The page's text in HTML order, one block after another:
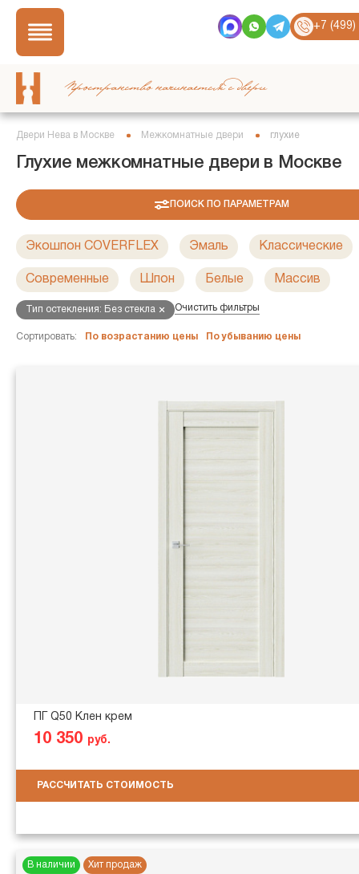
+7
Пространство начинается с двери
Двери Нева в Москве Межкомнатные двери глухие
Глухие межкомнатные двери в Москве
ПОИСК ПО ПАРАМЕТРАМ
Экошпон COVERFLEX Эмаль Классические
Современные Шпон Белые Массив
Тип остекления: Без стекла Очистить фильтры
Сортировать: По возрастанию цены По убыванию цены
ПГ Q50 Клен крем
10 350 руб.
РАССЧИТАТЬ СТОИМОСТЬ
В наличии Хит продаж